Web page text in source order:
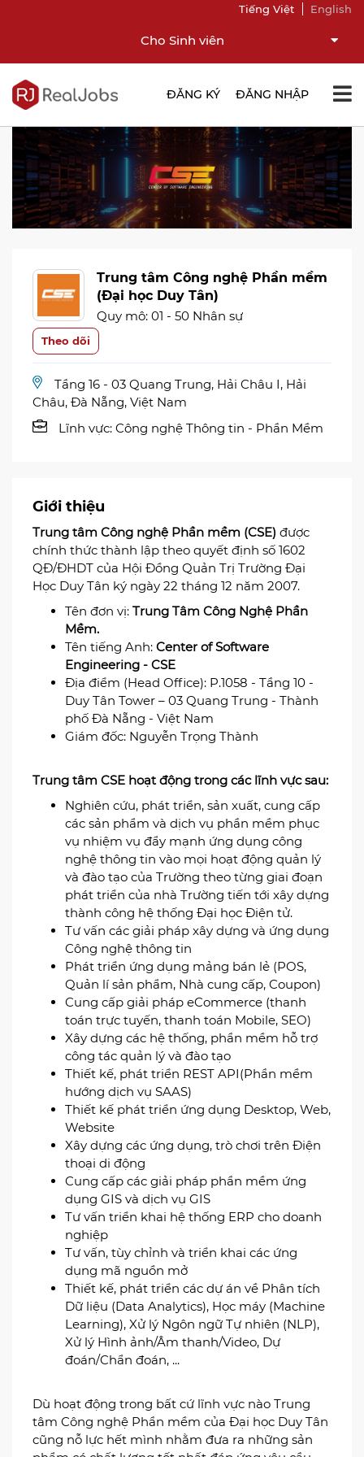
Cho Sinh viên
Tiếng Việt English
ĐĂNG KÝ ĐĂNG NHẬP
Trung tâm Công nghệ Phần mềm
(Đại học Duy Tân)
Quy mô: 01 - 50 Nhân sự
Theo dõi
Tầng 16 - 03 Quang Trung, Hải Châu I, Hải
Châu, Đà Nẵng, Việt Nam
Lĩnh vực: Công nghệ Thông tin - Phần Mềm
Giới thiệu
Trung tâm Công nghệ Phần mềm (CSE) được
chính thức thành lập theo quyết định số 1602
QĐ/ĐHDT của Hội Đồng Quản Trị Trường Đại
Học Duy Tân ký ngày 22 tháng 12 năm 2007.
Tên đơn vị: Trung Tâm Công Nghệ Phần
Mềm.
Tên tiếng Anh: Center of Software
Engineering - CSE
Địa điểm (Head Office): P.1058 - Tầng 10 -
Duy Tân Tower – 03 Quang Trung - Thành
phố Đà Nẵng - Việt Nam
Giám đốc: Nguyễn Trọng Thành
Trung tâm CSE hoạt động trong các lĩnh vực sau:
Nghiên cứu, phát triển, sản xuất, cung cấp
các sản phẩm và dịch vụ phần mềm phục
vụ nhiệm vụ đẩy mạnh ứng dụng công
nghệ thông tin vào mọi hoạt động quản lý
và đào tạo của Trường theo từng giai đoạn
phát triển của nhà Trường tiến tới xây dựng
thành công hệ thống Đại học Điện tử.
Tư vấn các giải pháp xây dựng và ứng dụng
Công nghệ thông tin
Phát triển ứng dụng mảng bán lẻ (POS,
Quản lí sản phẩm, Nhà cung cấp, Coupon)
Cung cấp giải pháp eCommerce (thanh
toán trực tuyến, thanh toán Mobile, SEO)
Xây dựng các hệ thống, phần mềm hỗ trợ
công tác quản lý và đào tạo
Thiết kế, phát triển REST API(Phần mềm
hướng dịch vụ SAAS)
Thiết kế phát triển ứng dụng Desktop, Web,
Website
Xây dựng các ứng dụng, trò chơi trên Điện
thoại di động
Cung cấp các giải pháp phần mềm ứng
dụng GIS và dịch vụ GIS
Tư vấn triển khai hệ thống ERP cho doanh
nghiệp
Tư vấn, tùy chỉnh và triển khai các ứng
dụng mã nguồn mở
Thiết kế, phát triển các dự án về Phân tích
Dữ liệu (Data Analytics), Học máy (Machine
Learning), Xử lý Ngôn ngữ Tự nhiên (NLP),
Xử lý Hình ảnh/Âm thanh/Video, Dự
đoán/Chẩn đoán, ...
Dù hoạt động trong bất cứ lĩnh vực nào Trung
tâm Công nghệ Phần mềm của Đại học Duy Tân
cũng nỗ lực hết mình nhằm đưa ra những sản